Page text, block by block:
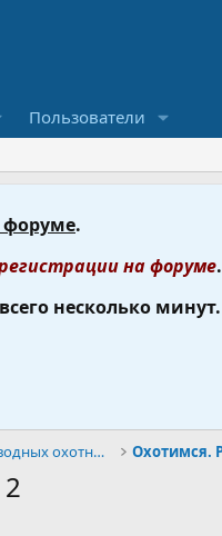
Пользователи
форуме.
на форуме.
несколько минут.
Подводная охота, форум подводных охотников.